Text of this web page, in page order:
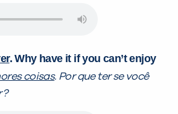
.Why have it if you can’t enjoy
coisas. Por que ter se você